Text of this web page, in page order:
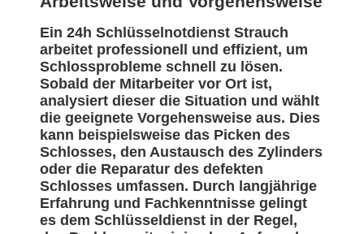
Ein 24h Schlüsselnotdienst Strauch
arbeitet professionell und effizient, um
Schlossprobleme schnell zu lösen.
Sobald der Mitarbeiter vor Ort ist,
analysiert dieser die Situation und wählt
die geeignete Vorgehensweise aus. Dies
kann beispielsweise das Picken des
Schlosses, den Austausch des Zylinders
oder die Reparatur des defekten
Schlosses umfassen. Durch langjährige
Erfahrung und Fachkenntnisse gelingt
es dem Schlüsseldienst in der Regel,